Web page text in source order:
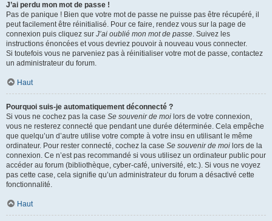
J’ai perdu mon mot de passe !
Pas de panique ! Bien que votre mot de passe ne puisse pas être récupéré, il
peut facilement être réinitialisé. Pour ce faire, rendez vous sur la page de
connexion puis cliquez sur J’ai oublié mon mot de passe. Suivez les
instructions énoncées et vous devriez pouvoir à nouveau vous connecter.
Si toutefois vous ne parveniez pas à réinitialiser votre mot de passe, contactez
un administrateur du forum.
Haut
Pourquoi suis-je automatiquement déconnecté ?
Si vous ne cochez pas la case Se souvenir de moi lors de votre connexion,
vous ne resterez connecté que pendant une durée déterminée. Cela empêche
que quelqu’un d’autre utilise votre compte à votre insu en utilisant le même
ordinateur. Pour rester connecté, cochez la case Se souvenir de moi lors de la
connexion. Ce n’est pas recommandé si vous utilisez un ordinateur public pour
accéder au forum (bibliothèque, cyber-café, université, etc.). Si vous ne voyez
pas cette case, cela signifie qu’un administrateur du forum a désactivé cette
fonctionnalité.
Haut